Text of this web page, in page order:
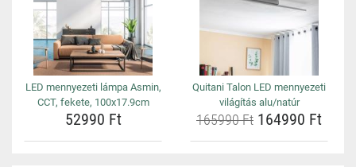
LED mennyezeti lámpa Asmin,
CCT, fekete, 100x17.9cm
52990 Ft
Quitani Talon LED mennyezeti
világítás alu/natúr
165990 Ft 164990 Ft